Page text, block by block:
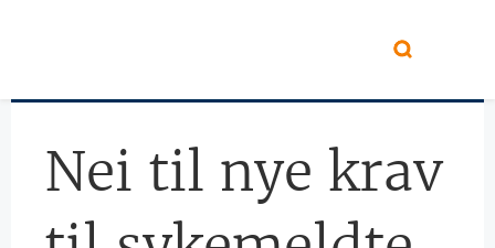
Nei til nye krav